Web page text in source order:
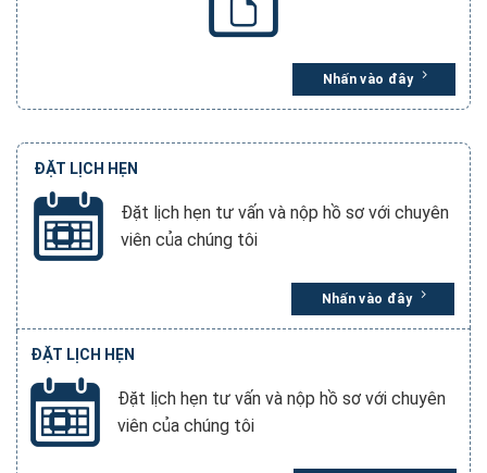
Nhấn vào đây
ĐẶT LỊCH HẸN
Đặt lịch hẹn tư vấn và nộp hồ sơ với chuyên
viên của chúng tôi
Nhấn vào đây
ĐẶT LỊCH HẸN
Đặt lịch hẹn tư vấn và nộp hồ sơ với chuyên
viên của chúng tôi